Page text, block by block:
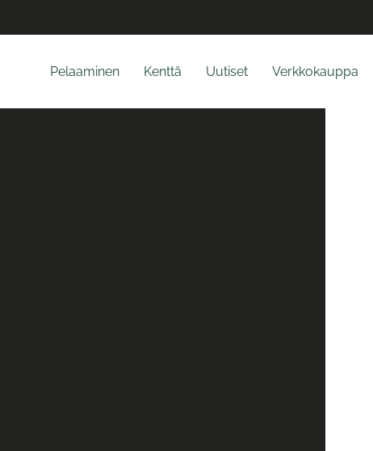
Pelaaminen Kenttä Uutiset Verkkokauppa